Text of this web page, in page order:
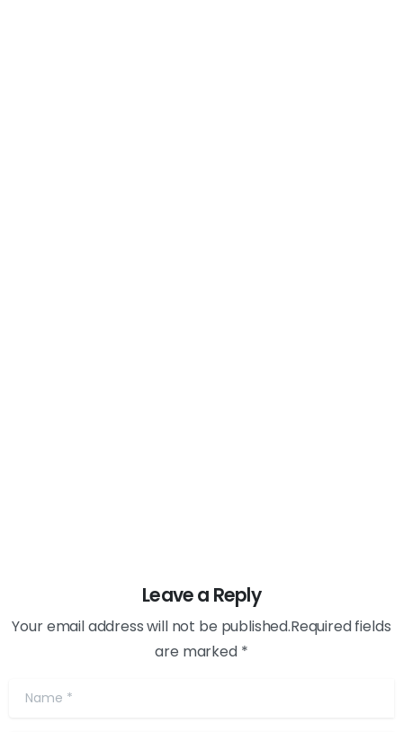
Leave a Reply
Your email address will not be published.Required fields
are marked *
Name*